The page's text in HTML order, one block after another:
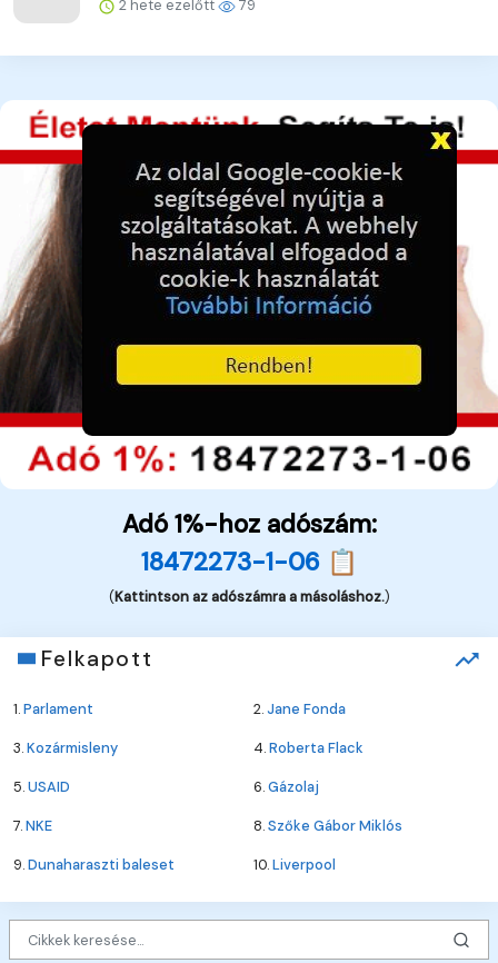
2 hete ezelőtt 79
Adó 1%-hoz adószám:
18472273-1-06 📋
(Kattintson az adószámra a másoláshoz.)
Felkapott
1.Parlament 2.Jane Fonda
3.Kozármisleny 4.Roberta Flack
5.USAID 6.Gázolaj
7.NKE 8.Szőke Gábor Miklós
9.Dunaharaszti baleset 10.Liverpool